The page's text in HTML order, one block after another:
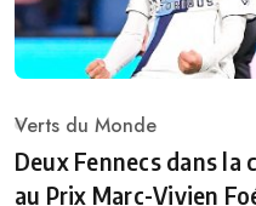
Category
Verts du Monde
Deux Fennecs dans la
au Prix Marc-Vivien